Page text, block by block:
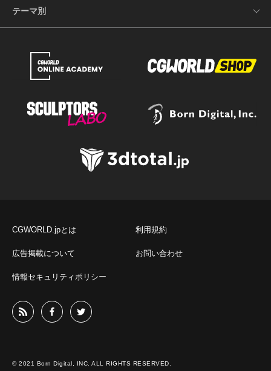
テーマ別
CGWORLD.jpとは 利用規約
広告掲載について お問い合わせ
情報セキュリティポリシー
© 2021 Born Digital, INC. ALL RIGHTS RESERVED.